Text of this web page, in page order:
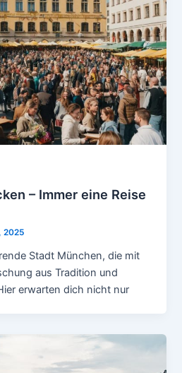
– Immer eine Reise
2025
Stadt München, die mit
aus Tradition und
erwarten dich nicht nur